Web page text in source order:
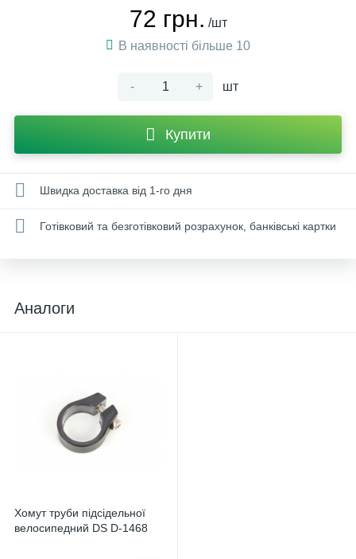
72 грн. /шт
В наявності більше 10
- + шт
Купити
Швидка доставка від 1-го дня
Готівковий та безготівковий розрахунок, банківські картки
Аналоги
Хомут труби підсідельної
велосипедний DS D-1468